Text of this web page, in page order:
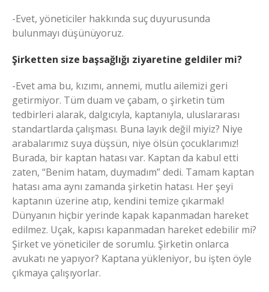
-Evet, yöneticiler hakkında suç duyurusunda
bulunmayı düşünüyoruz.
Şirketten size başsağlığı ziyaretine geldiler mi?
-Evet ama bu, kızımı, annemi, mutlu ailemizi geri
getirmiyor. Tüm duam ve çabam, o şirketin tüm
tedbirleri alarak, dalgıcıyla, kaptanıyla, uluslararası
standartlarda çalışması. Buna layık değil miyiz? Niye
arabalarımız suya düşsün, niye ölsün çocuklarımız!
Burada, bir kaptan hatası var. Kaptan da kabul etti
zaten, “Benim hatam, duymadım” dedi. Tamam kaptan
hatası ama aynı zamanda şirketin hatası. Her şeyi
kaptanın üzerine atıp, kendini temize çıkarmak!
Dünyanın hiçbir yerinde kapak kapanmadan hareket
edilmez. Uçak, kapısı kapanmadan hareket edebilir mi?
Şirket ve yöneticiler de sorumlu. Şirketin onlarca
avukatı ne yapıyor? Kaptana yükleniyor, bu işten öyle
çıkmaya çalışıyorlar.